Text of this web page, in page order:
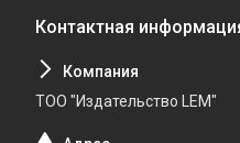
ТОО "Издательство LEM"